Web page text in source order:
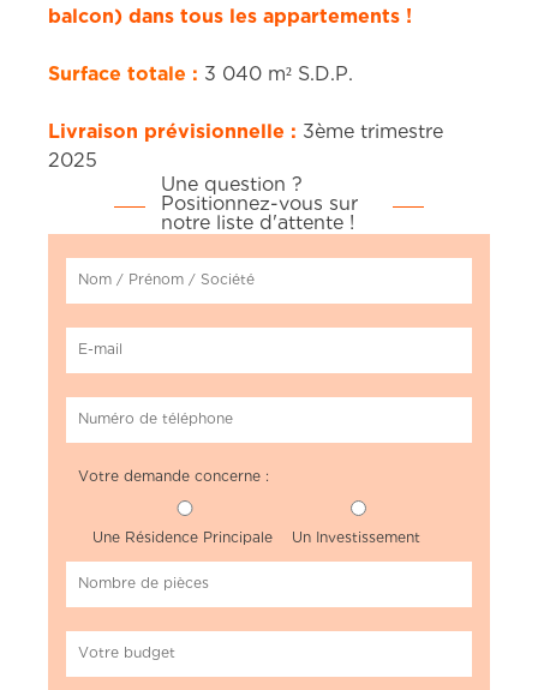
balcon) dans tous les appartements !
Surface totale : 3 040 m² S.D.P.
Livraison prévisionnelle : 3ème trimestre
2025
Une question ?
Positionnez-vous sur
notre liste d'attente !
Votre demande concerne :
Une Résidence Principale Un Investissement